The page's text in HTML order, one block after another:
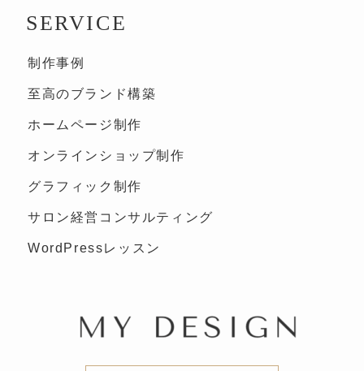
SERVICE
制作事例
至高のブランド構築
ホームページ制作
オンラインショップ制作
グラフィック制作
サロン経営コンサルティング
WordPressレッスン